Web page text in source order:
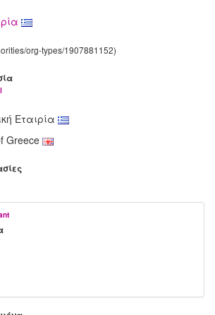
org-types/1907881152)
Εταιρία
Greece